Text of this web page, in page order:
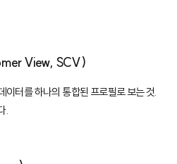
View, SCV)
이터를 하나의 통합된 프로필로 보는 것.
.